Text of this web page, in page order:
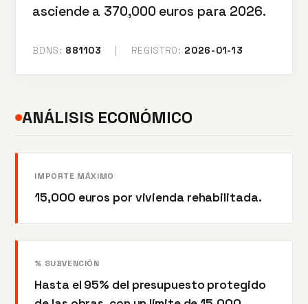
asciende a 370,000 euros para 2026.
BDNS: 881103 REGISTRO: 2026-01-13
ANÁLISIS ECONÓMICO
IMPORTE MÁXIMO
15,000 euros por vivienda rehabilitada.
% SUBVENCIÓN
Hasta el 95% del presupuesto protegido